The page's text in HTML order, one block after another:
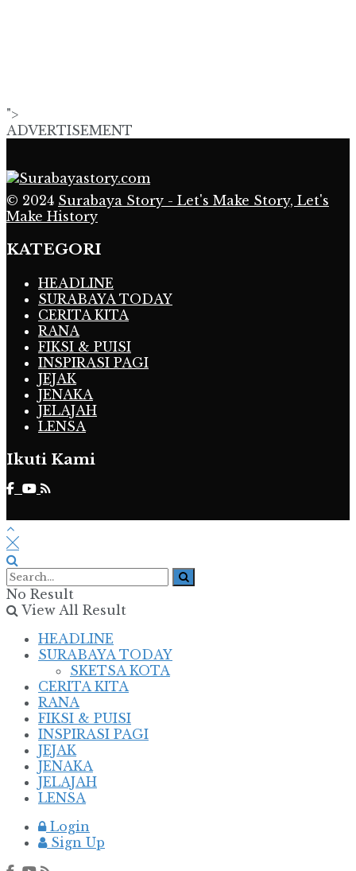
">
ADVERTISEMENT
© 2024 Surabaya Story - Let's Make Story, Let's
Make History
KATEGORI
HEADLINE
SURABAYA TODAY
CERITA KITA
RANA
FIKSI & PUISI
INSPIRASI PAGI
JEJAK
JENAKA
JELAJAH
LENSA
Ikuti Kami
No Result
View All Result
HEADLINE
SURABAYA TODAY
SKETSA KOTA
CERITA KITA
RANA
FIKSI & PUISI
INSPIRASI PAGI
JEJAK
JENAKA
JELAJAH
LENSA
Login
Sign Up